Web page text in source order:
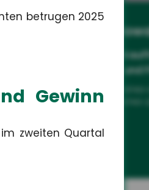
betrugen 2025
Gewinn
zweiten Quartal
Leonie
Auszubildende
Versicherungen und
+49 3671 6743-